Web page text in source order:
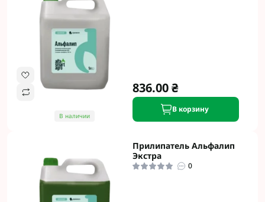
В наличии
836.00 ₴
В корзину
Прилипатель Альфалип
Экстра
0